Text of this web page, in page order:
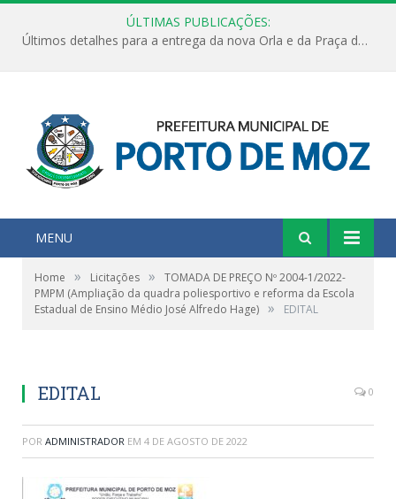
ÚLTIMAS PUBLICAÇÕES:
Últimos detalhes para a entrega da nova Orla e da Praça do Praião
MENU
Home » Licitações »
TOMADA DE PREÇO Nº 2004-1/2022-
PMPM (Ampliação da quadra poliesportivo e reforma da Escola
Estadual de Ensino Médio José Alfredo Hage) » EDITAL
EDITAL 0
POR ADMINISTRADOR EM 4 DE AGOSTO DE 2022